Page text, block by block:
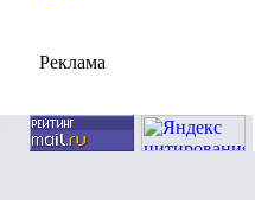
Реклама